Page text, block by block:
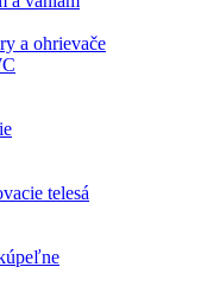
a ohrievače
telesá